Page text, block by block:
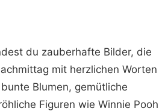
du zauberhafte Bilder, die
mit herzlichen Worten
Blumen, gemütliche
Figuren wie Winnie Pooh